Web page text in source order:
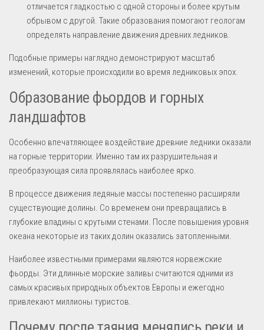
отличается гладкостью с одной стороны и более крутым
обрывом с другой. Такие образования помогают геологам
определять направление движения древних ледников.
Подобные примеры наглядно демонстрируют масштаб
изменений, которые происходили во время ледниковых эпох.
Образование фьордов и горных
ландшафтов
Особенно впечатляющее воздействие древние ледники оказали
на горные территории. Именно там их разрушительная и
преобразующая сила проявлялась наиболее ярко.
В процессе движения ледяные массы постепенно расширяли
существующие долины. Со временем они превращались в
глубокие впадины с крутыми стенами. После повышения уровня
океана некоторые из таких долин оказались затопленными.
Наиболее известными примерами являются норвежские
фьорды. Эти длинные морские заливы считаются одними из
самых красивых природных объектов Европы и ежегодно
привлекают миллионы туристов.